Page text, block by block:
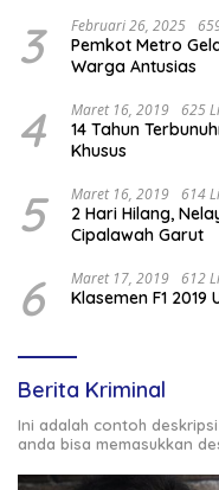
3 Februari 26, 2025
Pemkot Metro
Warga Antusias
4 Maret 16, 2019 625
14 Tahun
Khusus
5 Maret 16, 2019 614
2 Hari Hilang,
Cipalawah Garut
6 Maret 17, 2019 612
Klasemen F1
Berita Kriminal
Ini adalah contoh
anda bisa memasukkan